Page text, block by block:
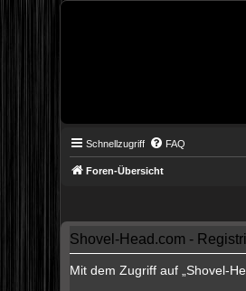
Schnellzugriff FAQ
Foren-Übersicht
Shovel-Head.com -
Mit dem Zugriff auf „Shovel-